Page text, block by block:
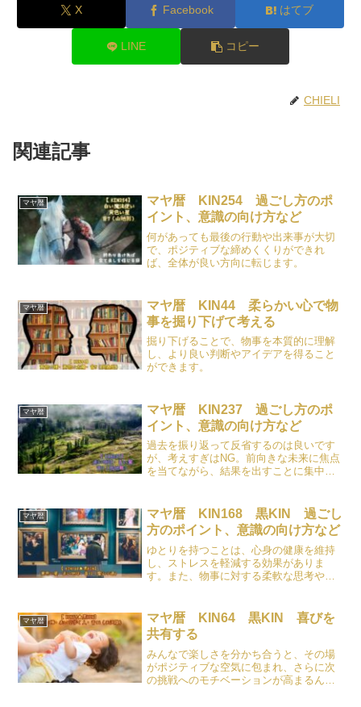
X Facebook はてブ
LINE コピー
CHIELI
関連記事
マヤ暦
マヤ暦 KIN254 過ごし方のポ
イント、意識の向け方など
何があっても最後の行動や出来事が大切
で、ポジティブな締めくくりができれ
ば、全体が良い方向に転じます。
マヤ暦
マヤ暦 KIN44 柔らかい心で物
事を掘り下げて考える
掘り下げることで、物事を本質的に理解
し、より良い判断やアイデアを得ること
ができます。
マヤ暦
マヤ暦 KIN237 過ごし方のポ
イント、意識の向け方など
過去を振り返って反省するのは良いです
が、考えすぎはNG。前向きな未来に焦点
を当てながら、結果を出すことに集中し
マヤ暦
マヤ暦 KIN168 黒KIN 過ごし
方のポイント、意識の向け方など
ゆとりを持つことは、心身の健康を維持
し、ストレスを軽減する効果がありま
す。また、物事に対する柔軟な思考や創
して冷静に対処し、長期的な視点で物事
を考える力を養うことができます。
マヤ暦
マヤ暦 KIN64 黒KIN 喜びを
共有する
みんなで楽しさを分かち合うと、その場
がポジティブな空気に包まれ、さらに次
の挑戦へのモチベーションが高まるんで